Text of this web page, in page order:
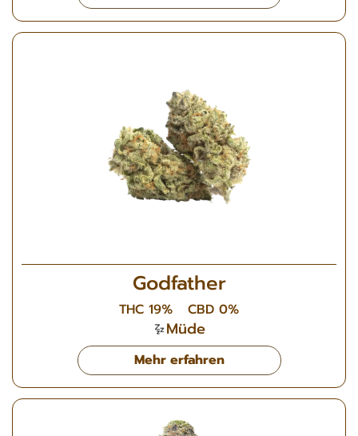
Kreativ
Godfather
THC 19% CBD 0%
Müde
Mehr erfahren